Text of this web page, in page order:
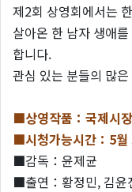
제2회 상영회에서는
살아온 한 남자 생애
합니다.
관심 있는 분들의 많
■상영작품：국제시장
■시청가능시간：5
■감독：윤제균
■출연：황정민, 김윤